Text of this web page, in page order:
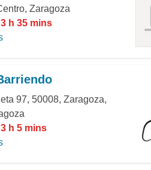
Zaragoza
h 35 mins
97, 50008, Zaragoza,
h 5 mins